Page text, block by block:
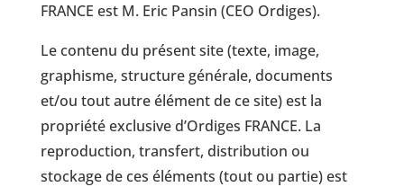
FRANCE est M. Eric Pansin (CEO Ordiges).
Le contenu du présent site (texte, image,
graphisme, structure générale, documents
et/ou tout autre élément de ce site) est la
propriété exclusive d’Ordiges FRANCE. La
reproduction, transfert, distribution ou
stockage de ces éléments (tout ou partie) est